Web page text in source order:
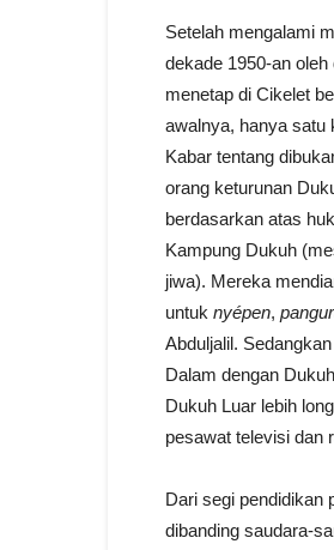
Setelah mengalami
dekade 1950-an
menetap di Cikelet
awalnya, hanya satu
Kabar tentang
orang keturunan
berdasarkan atas
Kampung Dukuh
jiwa). Mereka
untuk nyépen,
Abduljalil.
Dalam dengan
Dukuh Luar lebih
pesawat televisi dan
Dari segi pendidikan
dibanding saudara-